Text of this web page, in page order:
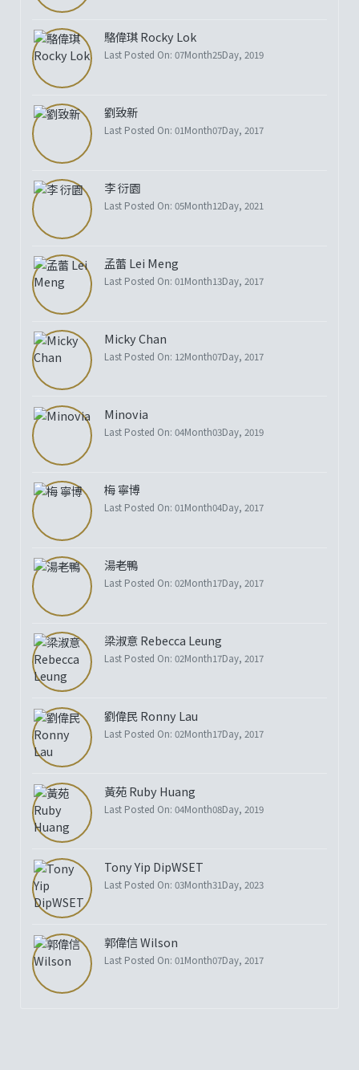
駱偉琪 Rocky Lok
Last Posted On: 07Month25Day, 2019
劉致新
Last Posted On: 01Month07Day, 2017
李 衍園
Last Posted On: 05Month12Day, 2021
孟蕾 Lei Meng
Last Posted On: 01Month13Day, 2017
Micky Chan
Last Posted On: 12Month07Day, 2017
Minovia
Last Posted On: 04Month03Day, 2019
梅 寧博
Last Posted On: 01Month04Day, 2017
湯老鴨
Last Posted On: 02Month17Day, 2017
梁淑意 Rebecca Leung
Last Posted On: 02Month17Day, 2017
劉偉民 Ronny Lau
Last Posted On: 02Month17Day, 2017
黃苑 Ruby Huang
Last Posted On: 04Month08Day, 2019
Tony Yip DipWSET
Last Posted On: 03Month31Day, 2023
郭偉信 Wilson
Last Posted On: 01Month07Day, 2017